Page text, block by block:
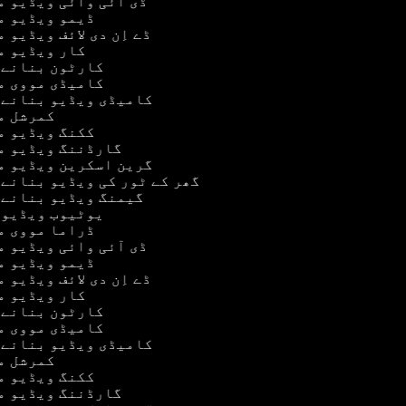
ڈیمو ویڈیو
ڈے اِن دی لائف
کار ویڈیو
کارٹون
کامیڈی مووی
کامیڈی ویڈیو
کمرشل
ککنگ ویڈیو
گارڈننگ ویڈیو
گرین اسکرین ویڈیو
گھر کے ٹور کی ویڈیو
گیمنگ ویڈیو
یوٹیوب
ڈراما مووی
ڈی آئی وائی ویڈیو
ڈیمو ویڈیو
ڈے اِن دی لائف
کار ویڈیو
کارٹون
کامیڈی مووی
کامیڈی ویڈیو
کمرشل
ککنگ ویڈیو
گارڈننگ ویڈیو